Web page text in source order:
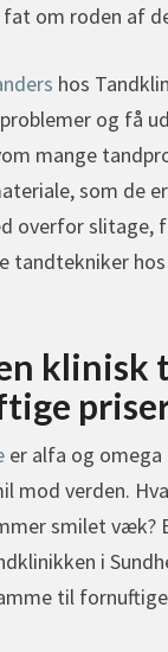
om roden af
hos
og få
mange
som de
overfor slitage,
tandtekniker
er alfa og
mod verden.
smilet væk?
i
til